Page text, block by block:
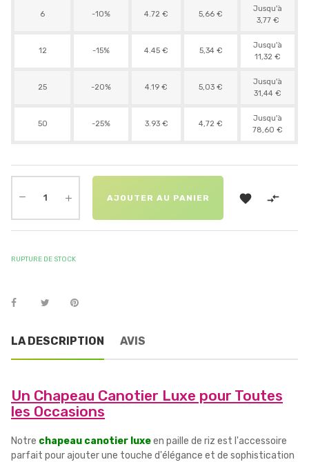
6 -10% 4.72 € 5,66 €
Jusqu'à
3,77 €
12 -15% 4.45 € 5,34 €
Jusqu'à
11,32 €
25 -20% 4.19 € 5,03 €
Jusqu'à
31,44 €
50 -25% 3.93 € 4,72 €
Jusqu'à
78,60 €
AJOUTER AU PANIER  
RUPTURE DE STOCK
LA DESCRIPTION AVIS
Un Chapeau Canotier Luxe pour Toutes
les Occasions
Notre chapeau canotier luxeen paille de riz est l'accessoire
parfait pour ajouter une touche d'élégance et de sophistication